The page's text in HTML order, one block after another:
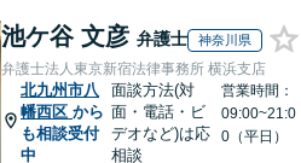
池ケ谷 文彦 弁護士 神奈川県
弁護士法人東京新宿法律事務所 横浜支店
北九州市八
幡西区 から
も相談受付
中
面談方法(対
面・電話・ビ
デオなど)は応
相談
営業時間：
09:00~21:0
0（平日）